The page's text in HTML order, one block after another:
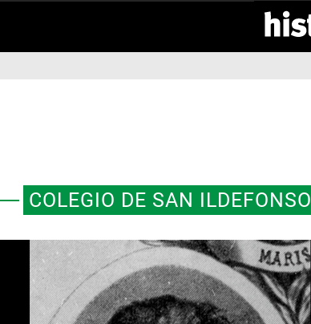
COLEGIO DE SAN ILDEFONSO